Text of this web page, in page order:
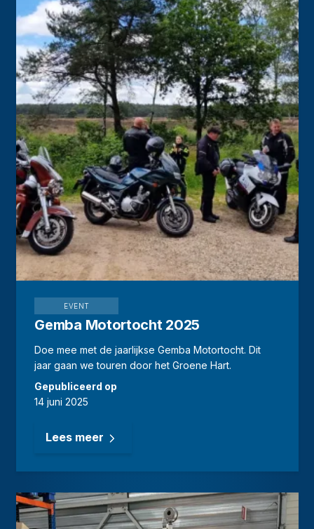
EVENT
Gemba Motortocht 2025
Doe mee met de jaarlijkse Gemba Motortocht. Dit
jaar gaan we touren door het Groene Hart.
Gepubliceerd op
14 juni 2025
Lees meer